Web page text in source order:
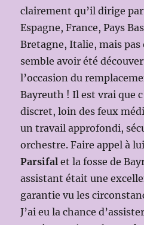
clairement qu’il dirige
Espagne, France, Pays
Bretagne, Italie, mais
semble avoir été
l’occasion du
Bayreuth ! Il est vrai que
discret, loin des feux
un travail approfondi,
orchestre. Faire appel à
Parsifalet la fosse de
assistant était une
garantie vu les
J’ai eu la chance